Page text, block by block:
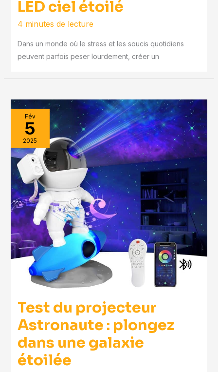
LED ciel étoilé
4 minutes de lecture
Dans un monde où le stress et les soucis quotidiens
peuvent parfois peser lourdement, créer un
Fév
5
2025
Test du projecteur
Astronaute : plongez
dans une galaxie
étoilée